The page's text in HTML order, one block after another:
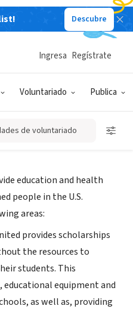
Descubre
Voluntariado Publica
Ingresa Regístrate
de voluntariado
education and health
people in the U.S.
areas:
provides scholarships
the resources to
students. This
equipment and
as well as, providing